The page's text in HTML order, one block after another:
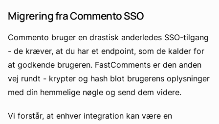
Migrering fra Commento SSO
Commento bruger en drastisk anderledes SSO-tilgang
- de kræver, at du har et endpoint, som de kalder for
at godkende brugeren. FastComments er den anden
vej rundt - krypter og hash blot brugerens oplysninger
med din hemmelige nøgle og send dem videre.
Vi forstår, at enhver integration kan være en